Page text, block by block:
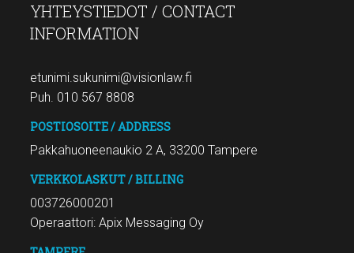
YHTEYSTIEDOT / CONTACT
INFORMATION
etunimi.sukunimi@visionlaw.fi
Puh. 010 567 8808
POSTIOSOITE / ADDRESS
Pakkahuoneenaukio 2 A, 33200 Tampere
VERKKOLASKUT / BILLING
003726000201
Operaattori: Apix Messaging Oy